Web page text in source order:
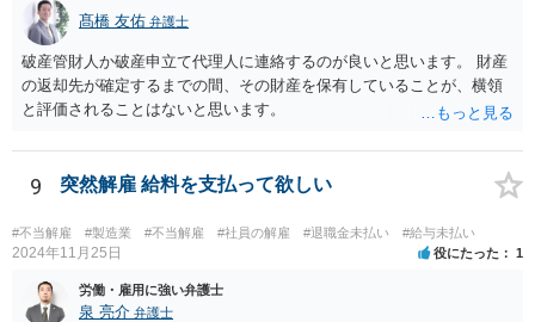
髙橋 友佑 弁護士
破産管財人か破産申立て代理人に連絡するのが良いと思います。 財産
の返却先が確定するまでの間、その財産を保有していることが、横領
と評価されることはないと思います。
9 突然解雇 給料を支払って欲しい
#不当解雇 #製造業 #不当解雇 #社員の解雇 #退職金未払い #給与未払い
2024年11月25日 役にたった 1
労働・雇用に強い弁護士
泉 亮介 弁護士